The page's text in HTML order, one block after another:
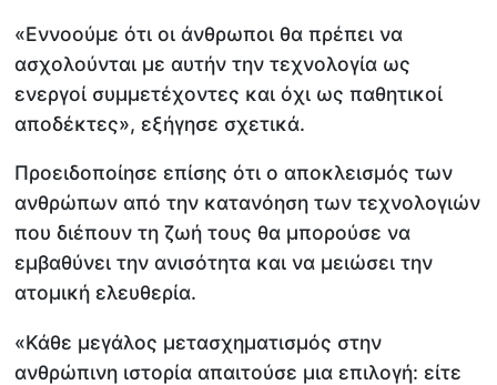
«Εννοούμε ότι οι άνθρωποι θα πρέπει να
ασχολούνται με αυτήν την τεχνολογία ως
ενεργοί συμμετέχοντες και όχι ως παθητικοί
αποδέκτες», εξήγησε σχετικά.
Προειδοποίησε επίσης ότι ο αποκλεισμός των
ανθρώπων από την κατανόηση των τεχνολογιών
που διέπουν τη ζωή τους θα μπορούσε να
εμβαθύνει την ανισότητα και να μειώσει την
ατομική ελευθερία.
«Κάθε μεγάλος μετασχηματισμός στην
ανθρώπινη ιστορία απαιτούσε μια επιλογή: είτε